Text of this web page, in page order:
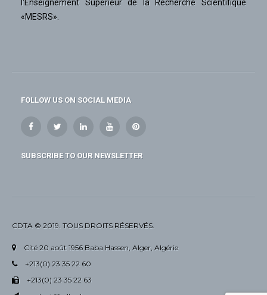
l'Enseignement Supérieur de la Recherche Scientifique
«MESRS».
FOLLOW US ON SOCIAL MEDIA
SUBSCRIBE TO OUR NEWSLETTER
CDTA © 2019. TOUS DROITS RÉSERVÉS.
Cité 20 août 1956 Baba Hassen, Alger, Algérie
+213(0) 23 35 22 60
+213(0) 23 35 22 63